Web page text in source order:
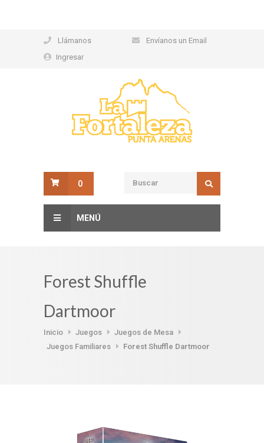
Llámanos
Envíanos un Email
Ingresar
0
MENÚ
Forest Shuffle
Dartmoor
Inicio Juegos
Juegos de Mesa
Juegos Familiares
Forest Shuffle Dartmoor